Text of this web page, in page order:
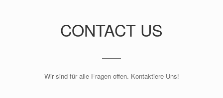
CONTACT US
Wir sind für alle Fragen offen. Kontaktiere Uns!